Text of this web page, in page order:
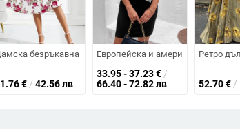
и къс ръкавудобна дълга рокля в етнически стил,
презрамкова, А-линеен силует, средна дължина,
безръкавна рокля с А-кройка, средна дължина,
€ / 42.56 лв
Европейска и американска
33.95 - 37.23€ /
66.40 - 72.82 лв
Ретро
52.70€ /